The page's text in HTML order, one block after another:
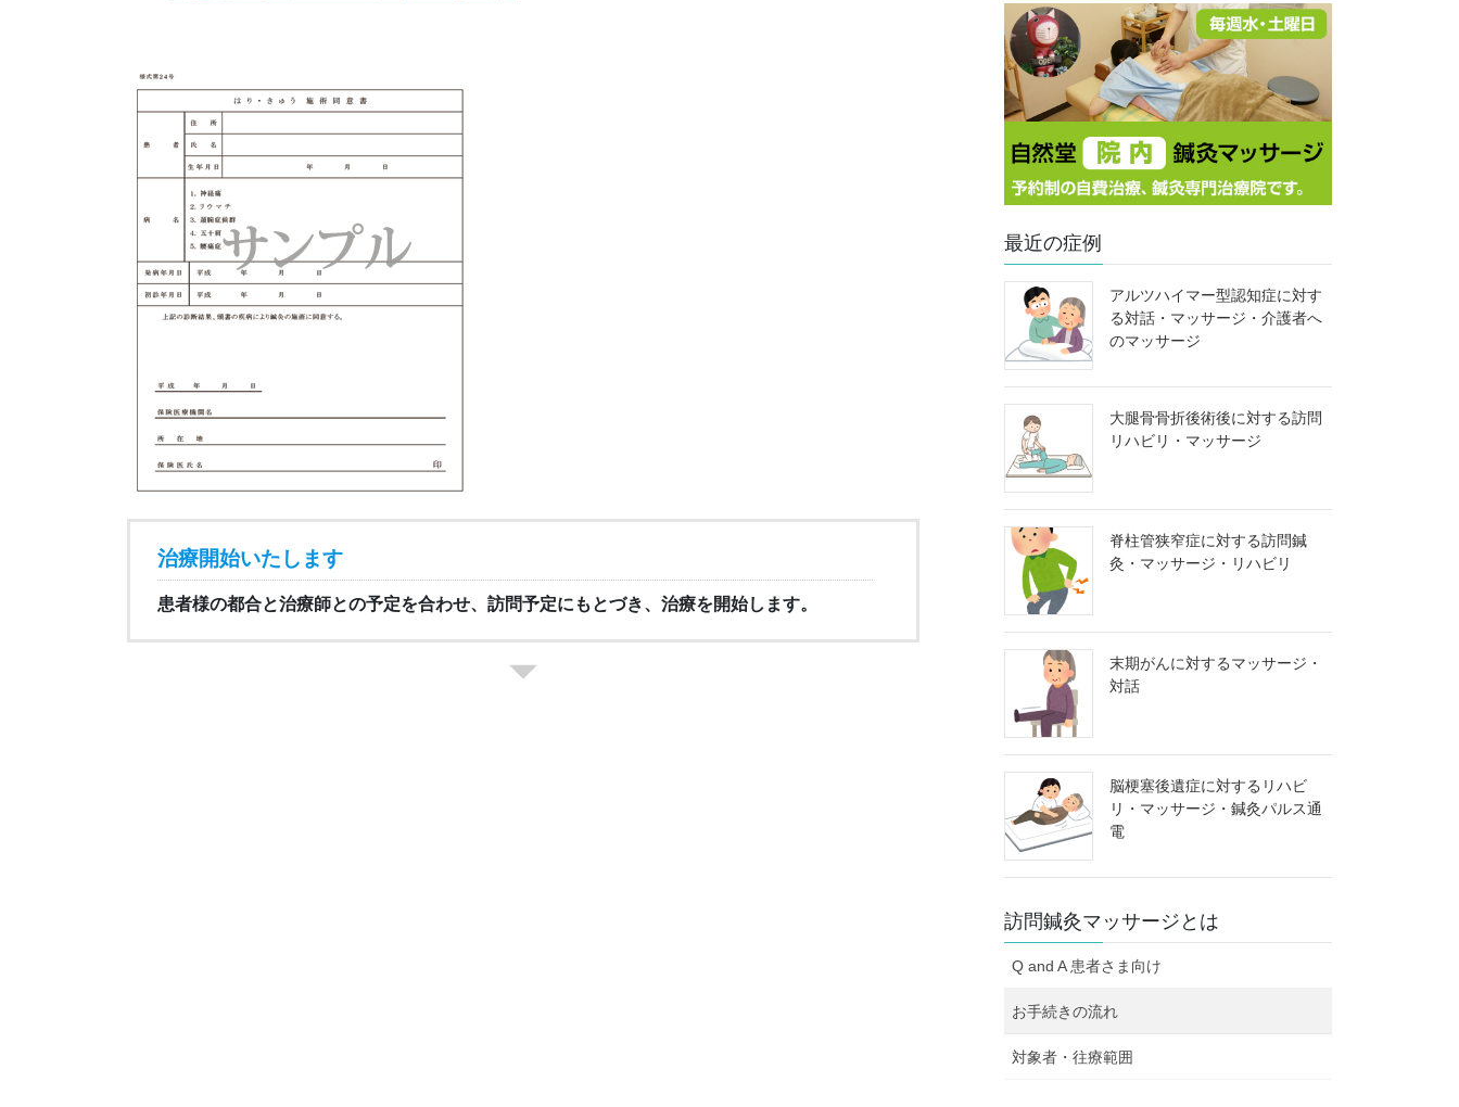
治療開始いたします
患者様の都合と治療師との予定を合わせ、訪問予定にもとづき、治療を開始します。
最近の症例
アルツハイマー型認知症に対す
る対話・マッサージ・介護者へ
のマッサージ
大腿骨骨折後術後に対する訪問
リハビリ・マッサージ
脊柱管狭窄症に対する訪問鍼
灸・マッサージ・リハビリ
末期がんに対するマッサージ・
対話
脳梗塞後遺症に対するリハビ
リ・マッサージ・鍼灸パルス通
電
訪問鍼灸マッサージとは
Q and A 患者さま向け
お手続きの流れ
対象者・往療範囲